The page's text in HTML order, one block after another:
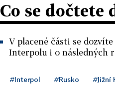
Co se dočtete
V placené části se
Interpolu i o následných
#Interpol #Rusko #Jižní